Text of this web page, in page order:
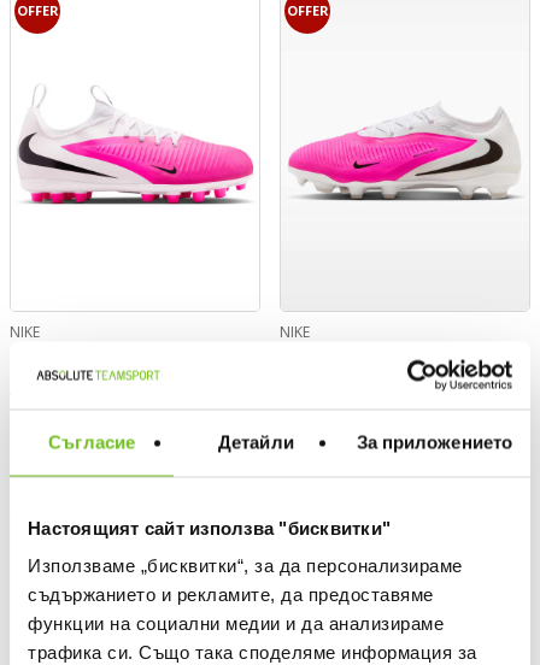
Съгласие Детайли За приложението
Настоящият сайт използва "бисквитки"
Използваме „бисквитки“, за да персонализираме
съдържанието и рекламите, да предоставяме
функции на социални медии и да анализираме
трафика си. Също така споделяме информация за
OFFER
NIKE
ACAD AG T
Редовна цена:
64,99 €Редовна цена
OFFER
NIKE
Обувки JR PHANTOM 6 LOW
Редовна цена:
119,99 €
Редовна цена
OFFER -30%